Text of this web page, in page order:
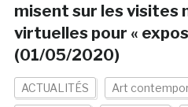
misent sur les visites
virtuelles pour «
(01/05/2020)
ACTUALITÉS Art